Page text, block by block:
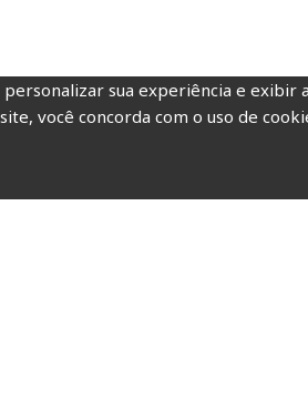
sua experiência e
você concorda com o uso de